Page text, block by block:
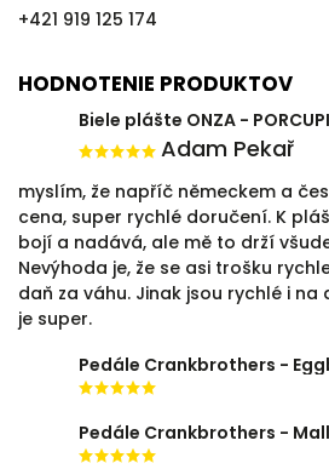
+421 919 125 174
HODNOTENIE PRODUKTOV
Biele plášte ONZA -
Adam Pekař
myslím, že napříč německem a
cena, super rychlé doručení. K
bojí a nadává, ale mě to drží
Nevýhoda je, že se asi trošku
daň za váhu. Jinak jsou rychlé i
je super.
Pedále Crankbrothers -
Pedále Crankbrothers -